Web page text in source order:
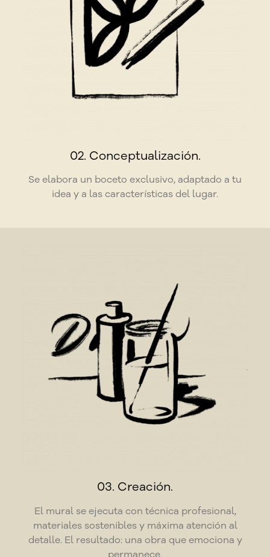
02. Conceptualización.
Se elabora un boceto exclusivo, adaptado a tu
idea y a las características del lugar.
03. Creación.
El mural se ejecuta con técnica profesional,
materiales sostenibles y máxima atención al
detalle. El resultado: una obra que emociona y